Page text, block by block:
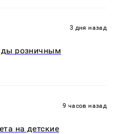
3 дня назад
розничным
9 часов назад
на детские